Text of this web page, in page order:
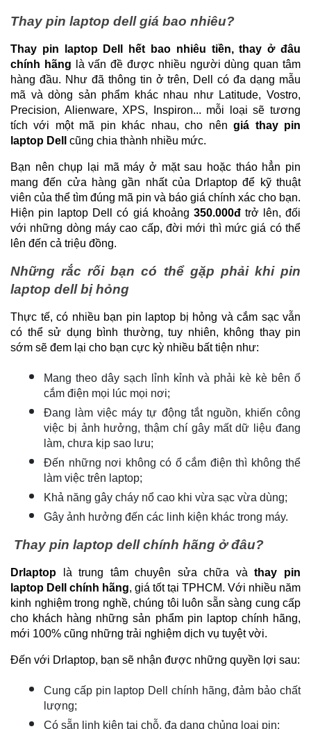
Thay pin laptop dell giá bao nhiêu?
Thay pin laptop Dell hết bao nhiêu tiền, thay ở đâu
chính hãng
là vấn đề được nhiều người dùng quan tâm
hàng đầu. Như đã thông tin ở trên, Dell có đa dạng mẫu
mã và dòng sản phẩm khác nhau như Latitude, Vostro,
Precision, Alienware, XPS, Inspiron... mỗi loại sẽ tương
tích với một mã pin khác nhau, cho nên giá thay pin
laptop Dell
cũng chia thành nhiều mức.
Bạn nên chụp lại mã máy ở mặt sau hoặc tháo hẳn pin
mang đến cửa hàng gần nhất của Drlaptop để kỹ thuật
viên của thể tìm đúng mã pin và báo giá chính xác cho bạn.
Hiện pin laptop Dell có giá khoảng 350.000đ trở lên, đối
với những dòng máy cao cấp, đời mới thì mức giá có thể
lên đến cả triệu đồng.
Những rắc rối bạn có thể gặp phải khi pin
laptop dell bị hỏng
Thực tế, có nhiều bạn pin laptop bị hỏng và cắm sạc vẫn
có thể sử dụng bình thường, tuy nhiên, không thay pin
sớm sẽ đem lại cho bạn cực kỳ nhiều bất tiện như:
Mang theo dây sạch lỉnh kỉnh và phải kè kè bên ổ
cắm điện mọi lúc mọi nơi;
Đang làm việc máy tự động tắt nguồn, khiến công
việc bị ảnh hưởng, thậm chí gây mất dữ liệu đang
làm, chưa kịp sao lưu;
Đến những nơi không có ổ cắm điện thì không thể
làm việc trên laptop;
Khả năng gây cháy nổ cao khi vừa sạc vừa dùng;
Gây ảnh hưởng đến các linh kiện khác trong máy.
Thay pin laptop dell chính hãng ở đâu?
Drlaptop là trung tâm chuyên sửa chữa và thay pin
laptop Dell chính hãng, giá tốt tại TPHCM. Với nhiều năm
kinh nghiệm trong nghề, chúng tôi luôn sẵn sàng cung cấp
cho khách hàng những sản phẩm pin laptop chính hãng,
mới 100% cũng những trải nghiệm dịch vụ tuyệt vời.
Đến với Drlaptop, bạn sẽ nhận được những quyền lợi sau:
Cung cấp pin laptop Dell chính hãng, đảm bảo chất
lượng;
Có sẵn linh kiện tại chỗ, đa dạng chủng loại pin;